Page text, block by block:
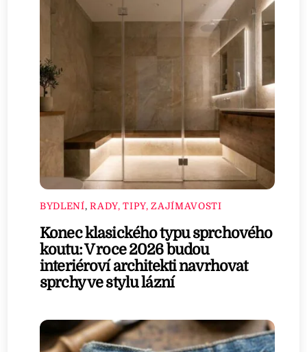
BYDLENÍ,RADY, TIPY, ZAJÍMAVOSTI
Konec klasického typu sprchového
koutu: V roce 2026 budou
interiéroví architekti navrhovat
sprchy ve stylu lázní